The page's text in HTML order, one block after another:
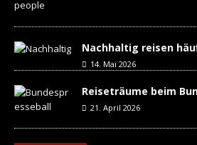
Nachhaltig reisen
14. Mai 2026
Reiseträume beim
21. April 2026